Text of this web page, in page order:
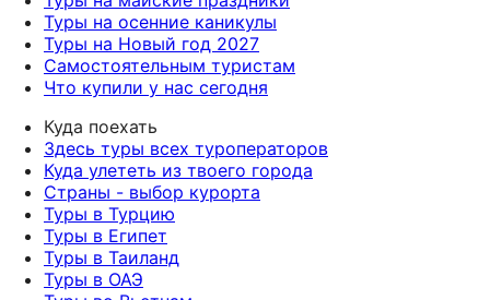
Туры на осенние каникулы
Туры на Новый год 2027
Самостоятельным туристам
Что купили у нас сегодня
Куда поехать
Здесь туры всех туроператоров
Куда улететь из твоего города
Страны - выбор курорта
Туры в Турцию
Туры в Египет
Туры в Таиланд
Туры в ОАЭ